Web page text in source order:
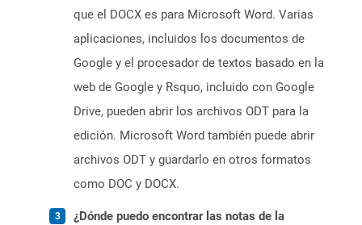
que el DOCX es para Microsoft Word. Varias
aplicaciones, incluidos los documentos de
Google y el procesador de textos basado en la
web de Google y Rsquo, incluido con Google
Drive, pueden abrir los archivos ODT para la
edición. Microsoft Word también puede abrir
archivos ODT y guardarlo en otros formatos
como DOC y DOCX.
¿Dónde puedo encontrar las notas de la